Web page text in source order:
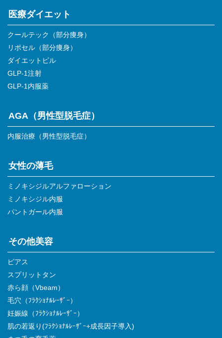
医療ダイエット
クールテック（部分痩身）
リポセル（部分痩身）
ダイエットピル
GLP-1注射
GLP-1内服薬
AGA（男性型脱毛症）
内服治療（男性型脱毛症）
女性の薄毛
ミノキシジルアルファローション
ミノキシジル内服
パントガール内服
その他美容
ピアス
スプリットタン
赤ら顔（Vbeam）
毛穴（ﾌﾗｸｼｮﾅﾙﾚｰｻﾞｰ）
妊娠線（ﾌﾗｸｼｮﾅﾙﾚｰｻﾞｰ）
肌の若返り(ﾌﾗｸｼｮﾅﾙﾚｰｻﾞｰ+成長因子導入)